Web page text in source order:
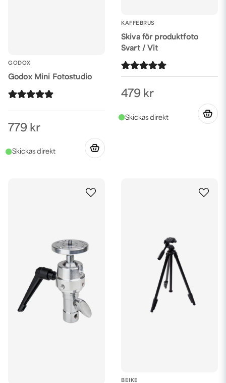
GODOX
Godox Mini Fotostudio
779 kr
KAFFEBRUS
Skiva för produktfoto
Svart / Vit
479 kr
BEIKE